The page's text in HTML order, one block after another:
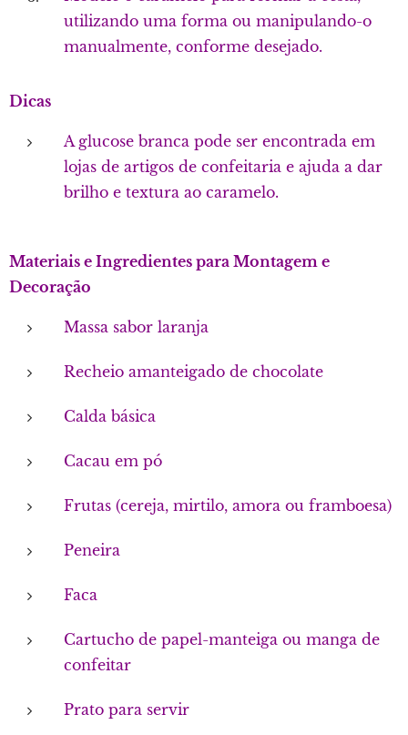
utilizando uma forma ou manipulando-o
manualmente, conforme desejado.
Dicas
A glucose branca pode ser encontrada em
lojas de artigos de confeitaria e ajuda a dar
brilho e textura ao caramelo.
Materiais e Ingredientes para Montagem e
Decoração
Massa sabor laranja
Recheio amanteigado de chocolate
Calda básica
Cacau em pó
Frutas (cereja, mirtilo, amora ou framboesa)
Peneira
Faca
Cartucho de papel-manteiga ou manga de
confeitar
Prato para servir